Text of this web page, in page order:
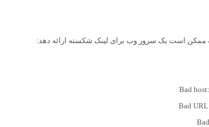
ممکن است یک سرور وب برای لینک شکسته ارائه دهد:
Bad
Bad